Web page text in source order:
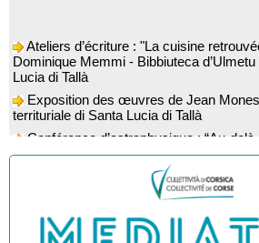
Ateliers d’écriture : "La cuisine
Dominique Memmi - Bibbiuteca d’Ulmetu
Lucia di Tallà
Exposition des œuvres de Jean
territuriale di Santa Lucia di Tallà
Conférence d’astrophysique : “Au-delà
Exposition des œuvres de Dominique
"Racines, peintures acryliques et
territuriale di Santa Lucia di Tallà
Animation : "Petits lecteurs" -